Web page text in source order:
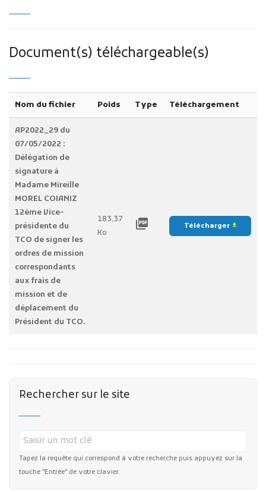
Document(s) téléchargeable(s)
Nom du fichier Poids Type Téléchargement
AP2022_29 du
07/05/2022 :
Délégation de
signature à
Madame Mireille
MOREL COIANIZ
12ème Vice-
présidente du
TCO de signer les
ordres de mission
correspondants
aux frais de
mission et de
déplacement du
Président du TCO.
183,37
Ko
picture_as_pdf Télécharger file_download
Rechercher sur le site
Tapez la requête qui correspond à votre recherche puis appuyez sur la
touche "Entrée" de votre clavier.